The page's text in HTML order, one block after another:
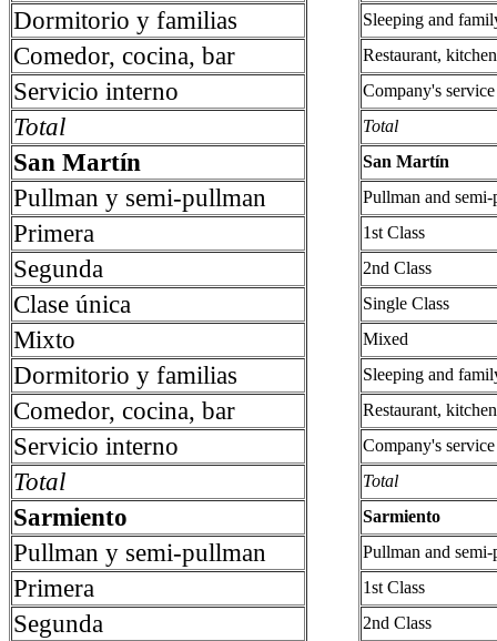
Dormitorio y familias Sleeping and
Comedor, cocina, bar Restaurant,
Servicio interno Company's service
Total Total
San Martín San Martín
Pullman y semi-pullman Pullman and
Primera 1st Class
Segunda 2nd Class
Clase única Single Class
Mixto Mixed
Dormitorio y familias Sleeping and
Comedor, cocina, bar Restaurant,
Servicio interno Company's service
Total Total
Sarmiento Sarmiento
Pullman y semi-pullman Pullman and
Primera 1st Class
Segunda 2nd Class